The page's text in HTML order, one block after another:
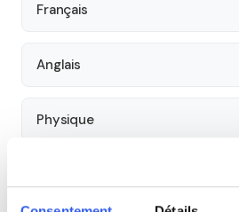
Français
Anglais
Physique